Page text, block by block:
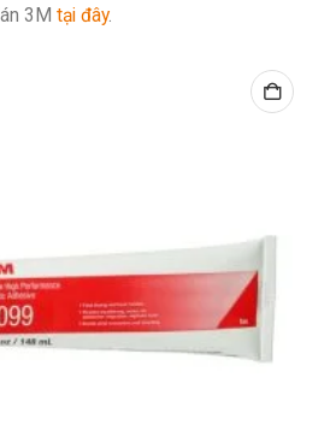
3M tại đây.